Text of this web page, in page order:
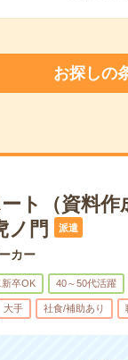
お探しの
ト（資料
ノ門
派遣
カー
新卒OK 40～50代活躍
大手 社食/補助あり